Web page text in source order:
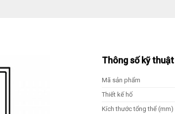
Thông số kỹ thuật
Mã sản phẩm
Thiết kế hố
Kích thước tổng thể (mm)